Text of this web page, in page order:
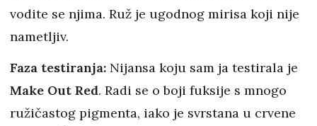
vodite se njima. Ruž je ugodnog mirisa koji nije
nametljiv.
Faza testiranja: Nijansa koju sam ja testirala je
Make Out Red. Radi se o boji fuksije s mnogo
ružičastog pigmenta, iako je svrstana u crvene